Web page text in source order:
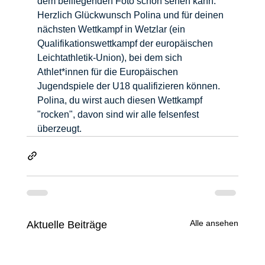
Herzlich Glückwunsch Polina und für deinen
nächsten Wettkampf in Wetzlar (ein
Qualifikationswettkampf der europäischen
Leichtathletik-Union), bei dem sich
Athlet*innen für die Europäischen
Jugendspiele der U18 qualifizieren können.
Polina, du wirst auch diesen Wettkampf
"rocken", davon sind wir alle felsenfest
überzeugt.
Aktuelle Beiträge Alle ansehen